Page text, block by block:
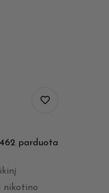
462 parduota
nikotino